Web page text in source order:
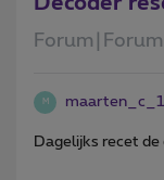
M maarten_c_1
Dagelijks recet de